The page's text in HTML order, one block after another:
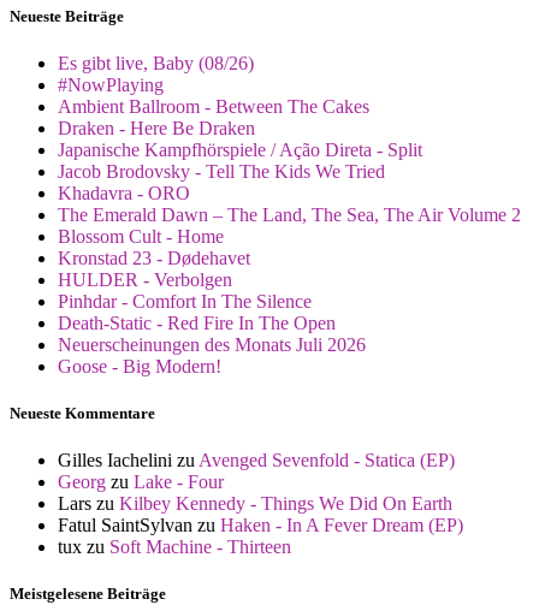
Neueste Beiträge
Es gibt live, Baby (08/26)
#NowPlaying
Ambient Ballroom - Between The Cakes
Draken - Here Be Draken
Japanische Kampfhörspiele / Ação Direta - Split
Jacob Brodovsky - Tell The Kids We Tried
Khadavra - ORO
The Emerald Dawn – The Land, The Sea, The Air Volume 2
Blossom Cult - Home
Kronstad 23 - Dødehavet
HULDER - Verbolgen
Pinhdar - Comfort In The Silence
Death-Static - Red Fire In The Open
Neuerscheinungen des Monats Juli 2026
Goose - Big Modern!
Neueste Kommentare
Gilles Iachelini zu Avenged Sevenfold - Statica (EP)
Georg zu Lake - Four
Lars zu Kilbey Kennedy - Things We Did On Earth
Fatul SaintSylvan zu Haken - In A Fever Dream (EP)
tux zu Soft Machine - Thirteen
Meistgelesene Beiträge